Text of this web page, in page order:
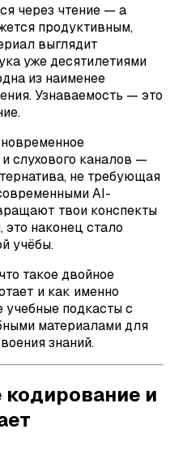
через чтение — а
продуктивным,
выглядит
уже десятилетиями
из наименее
Узнаваемость — это
слухового каналов —
не требующая
AI-
твои конспекты
это наконец стало
учёбы.
такое двойное
и как именно
учебные подкасты с
материалами для
знаний.
кодирование и